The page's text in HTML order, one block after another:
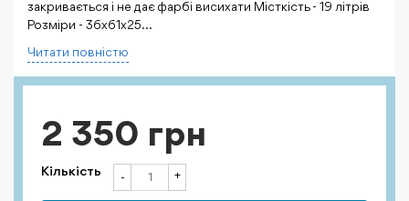
закривається і не дає фарбі висихати Місткість - 19 літрів
Розміри - 36х61х25...
Читати повнiстю
2 350 грн
Кількість +
-